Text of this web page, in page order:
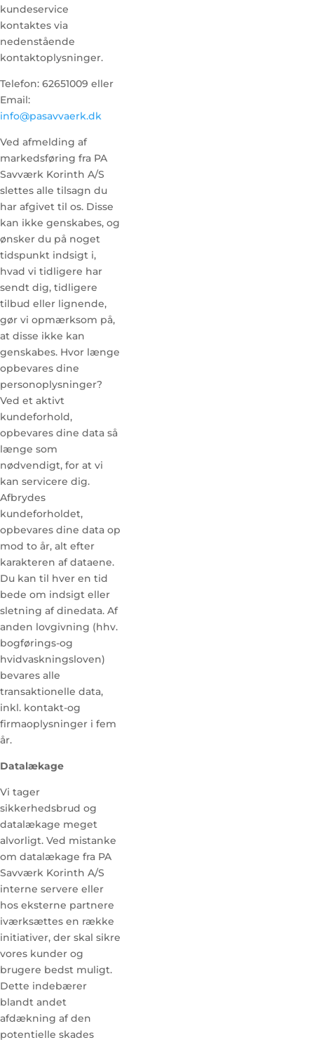
kundeservice
kontaktes via
nedenstående
kontaktoplysninger.
Telefon: 62651009 eller
Email:
info@pasavvaerk.dk
Ved afmelding af
markedsføring fra PA
Savværk Korinth A/S
slettes alle tilsagn du
har afgivet til os. Disse
kan ikke genskabes, og
ønsker du på noget
tidspunkt indsigt i,
hvad vi tidligere har
sendt dig, tidligere
tilbud eller lignende,
gør vi opmærksom på,
at disse ikke kan
genskabes. Hvor længe
opbevares dine
personoplysninger?
Ved et aktivt
kundeforhold,
opbevares dine data så
længe som
nødvendigt, for at vi
kan servicere dig.
Afbrydes
kundeforholdet,
opbevares dine data op
mod to år, alt efter
karakteren af dataene.
Du kan til hver en tid
bede om indsigt eller
sletning af dinedata. Af
anden lovgivning (hhv.
bogførings-og
hvidvaskningsloven)
bevares alle
transaktionelle data,
inkl. kontakt-og
firmaoplysninger i fem
år.
Datalækage
Vi tager
sikkerhedsbrud og
datalækage meget
alvorligt. Ved mistanke
om datalækage fra PA
Savværk Korinth A/S
interne servere eller
hos eksterne partnere
iværksættes en række
initiativer, der skal sikre
vores kunder og
brugere bedst muligt.
Dette indebærer
blandt andet
afdækning af den
potentielle skades